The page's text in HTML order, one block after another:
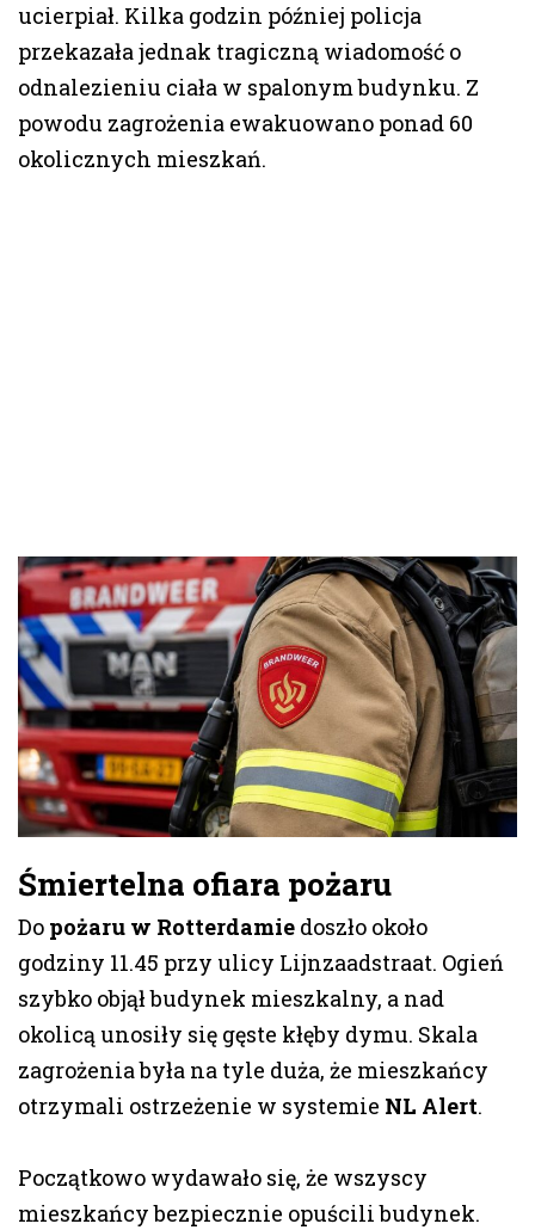
ucierpiał. Kilka godzin później policja
przekazała jednak tragiczną wiadomość o
odnalezieniu ciała w spalonym budynku. Z
powodu zagrożenia ewakuowano ponad 60
okolicznych mieszkań.
Śmiertelna ofiara pożaru
Do pożaru w Rotterdamie doszło około
godziny 11.45 przy ulicy Lijnzaadstraat. Ogień
szybko objął budynek mieszkalny, a nad
okolicą unosiły się gęste kłęby dymu. Skala
zagrożenia była na tyle duża, że mieszkańcy
otrzymali ostrzeżenie w systemie NL Alert.
Początkowo wydawało się, że wszyscy
mieszkańcy bezpiecznie opuścili budynek.